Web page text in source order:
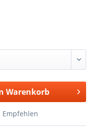
Warenkorb
Empfehlen